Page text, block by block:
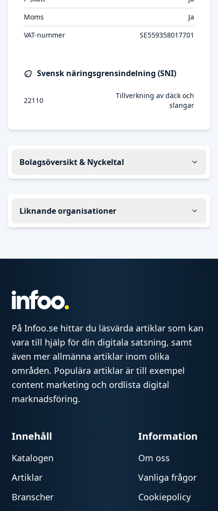
Moms
Ja
VAT-nummer
SE559358017701
Svensk näringsgrensindelning (SNI)
22110
Tillverkning av däck och
slangar
Bolagsöversikt & Nyckeltal
Liknande organisationer
På Infoo.se hittar du läsvärda artiklar som kan
vara till hjälp för din digitala satsning, samt
även mer allmänna artiklar inom olika
områden. Populära artiklar är till exempel
content marketing och ordlista digital
marknadsföring.
Innehåll
Katalogen
Artiklar
Branscher
Information
Om oss
Vanliga frågor
Cookiepolicy